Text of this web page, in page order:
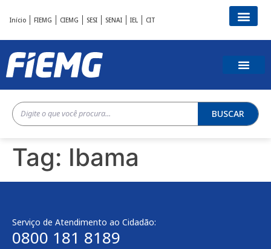
Início FIEMG CIEMG SESI SENAI IEL CIT
BUSCAR
Tag: Ibama
Serviço de Atendimento ao Cidadão:
0800 181 8189